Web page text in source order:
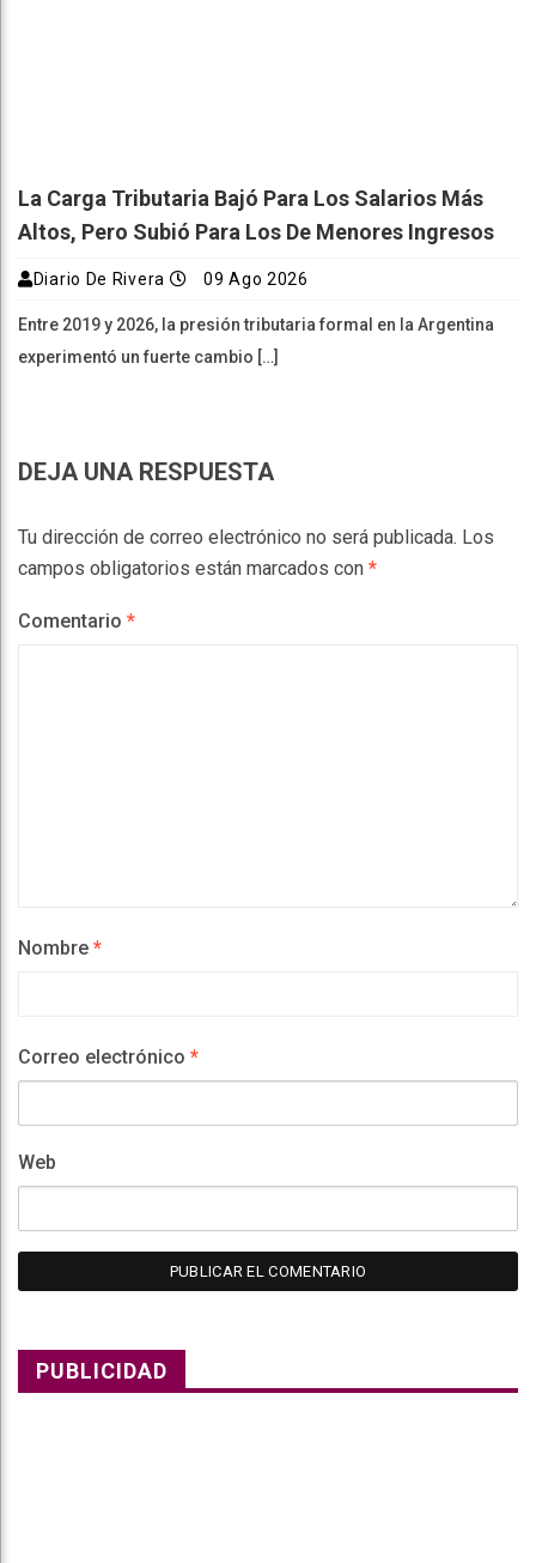
La Carga Tributaria Bajó Para Los Salarios Más
Altos, Pero Subió Para Los De Menores Ingresos
Diario De Rivera 09 Ago 2026
Entre 2019 y 2026, la presión tributaria formal en la Argentina
experimentó un fuerte cambio […]
DEJA UNA RESPUESTA
Tu dirección de correo electrónico no será publicada. Los
campos obligatorios están marcados con *
Comentario *
Nombre *
Correo electrónico *
Web
PUBLICIDAD